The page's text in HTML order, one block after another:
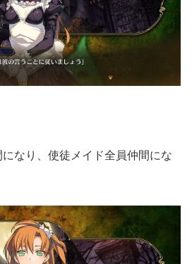
なり、使徒メイド全員仲間にな